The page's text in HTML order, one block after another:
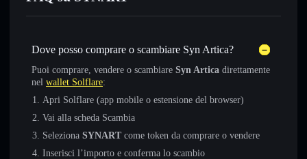
Dove posso comprare o scambiare Syn Artica?
Puoi comprare, vendere o scambiare Syn Artica direttamente
nel wallet Solflare:
Apri Solflare (app mobile o estensione del browser)
Vai alla scheda Scambia
Seleziona SYNART come token da comprare o vendere
Inserisci l’importo e conferma lo scambio